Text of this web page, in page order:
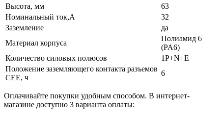
Высота, мм
63
Номинальный ток,А
32
Заземление
да
Материал корпуса
Полиамид 6
(PA6)
Количество силовых полюсов
1P+N+E
Положение заземляющего контакта разъемов
CEE, ч
6
Оплачивайте покупки удобным способом. В интернет-
магазине доступно 3 варианта оплаты: